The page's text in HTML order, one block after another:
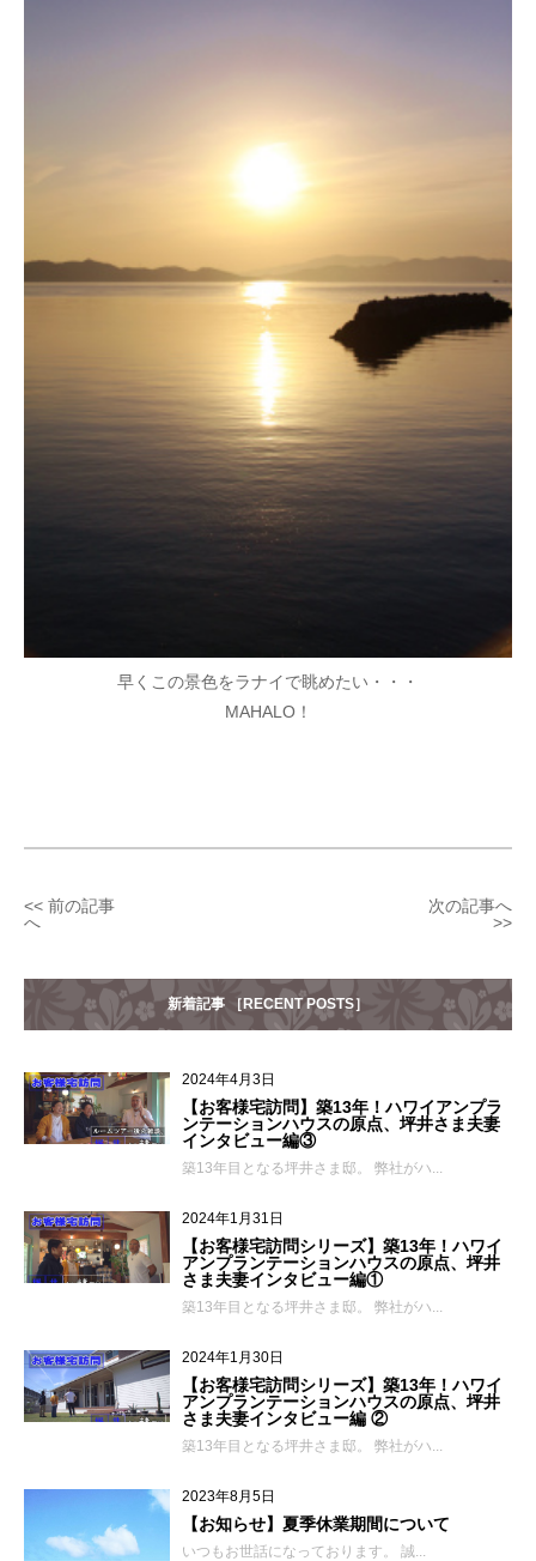
早くこの景色をラナイで眺めたい・・・
MAHALO！
<< 前の記事
へ
次の記事へ
>>
新着記事 ［RECENT POSTS］
2024年4月3日
【お客様宅訪問】築13年！ハワイアンプラ
ンテーションハウスの原点、坪井さま夫妻
インタビュー編③
築13年目となる坪井さま邸。 弊社がハ...
2024年1月31日
【お客様宅訪問シリーズ】築13年！ハワイ
アンプランテーションハウスの原点、坪井
さま夫妻インタビュー編①
築13年目となる坪井さま邸。 弊社がハ...
2024年1月30日
【お客様宅訪問シリーズ】築13年！ハワイ
アンプランテーションハウスの原点、坪井
さま夫妻インタビュー編 ②
築13年目となる坪井さま邸。 弊社がハ...
2023年8月5日
【お知らせ】夏季休業期間について
いつもお世話になっております。 誠...